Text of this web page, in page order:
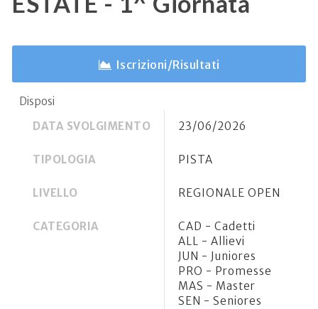
Iscrizioni/Risultati
Disposi
DATA SVOLGIMENTO
23/06/2026
TIPOLOGIA PISTA
LIVELLO REGIONALE OPEN
CATEGORIA
CAD - Cadetti
ALL - Allievi
JUN - Juniores
PRO - Promesse
MAS - Master
SEN - Seniores